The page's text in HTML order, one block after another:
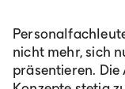
nicht mehr, sich
präsentieren.